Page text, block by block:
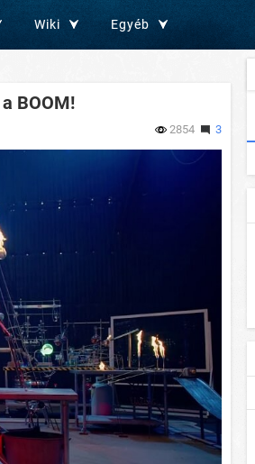
Wiki Egyéb
BOOM!
2854 3